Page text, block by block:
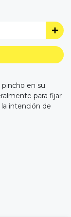
en su
para fijar
intención de